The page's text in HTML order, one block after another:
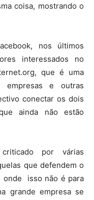
coisa, mostrando o
nos últimos
interessados no
que é uma
empresas e outras
conectar os dois
ainda não estão
por várias
que defendem o
onde isso não é para
grande empresa se